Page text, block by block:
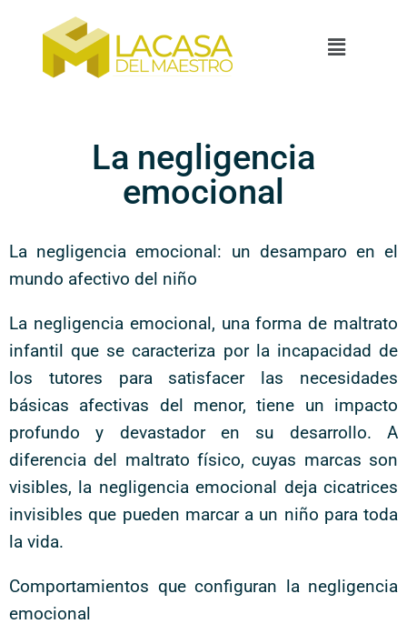
La negligencia
emocional
La negligencia emocional: un desamparo en el
mundo afectivo del niño
La negligencia emocional, una forma de maltrato
infantil que se caracteriza por la incapacidad de
los tutores para satisfacer las necesidades
básicas afectivas del menor, tiene un impacto
profundo y devastador en su desarrollo. A
diferencia del maltrato físico, cuyas marcas son
visibles, la negligencia emocional deja cicatrices
invisibles que pueden marcar a un niño para toda
la vida.
Comportamientos que configuran la negligencia
emocional